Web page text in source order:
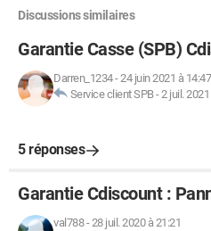
Discussions similaires
Garantie Casse (SPB)
Darren_1234-24 juin 2021 à 14:47
Service client SPB-2 juil.
5 réponses
Garantie Cdiscount :
val788-28 juil. 2020 à 21:21